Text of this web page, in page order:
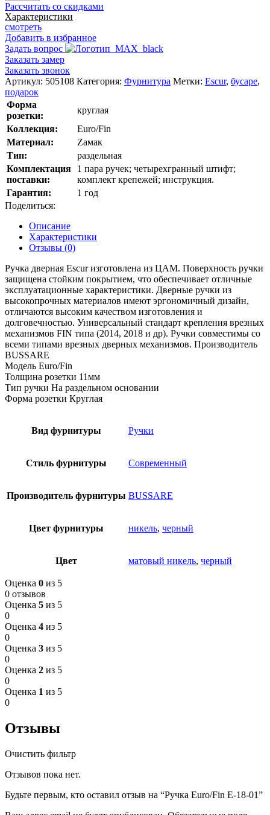
Рассчитать со скидками
Характеристики
смотреть
Добавить в избранное
Задать вопрос
Заказать замер
Заказать звонок
Артикул: 505108 Категория: Фурнитура Метки: Escur, бусаре,
подарок
Форма
розетки:
круглая
Коллекция:
Euro/Fin
Материал:
Zамак
Тип:
раздельная
Комплектация
поставки:
1 пара ручек; четырехгранный штифт;
комплект крепежей; инструкция.
Гарантия:
1 год
Поделиться:
Описание
Характеристики
Отзывы (0)
Ручка дверная Escur изготовлена из ЦАМ. Поверхность ручки
защищена стойким покрытием, что обеспечивает отличные
эксплуатационные характеристики. Дверные ручки из
высокопрочных материалов имеют эргономичный дизайн,
отличаются высоким качеством изготовления и
долговечностью. Универсальный стандарт крепления врезных
механизмов FIN типа (2014, 2018 и др). Ручки совместимы со
всеми типами врезных дверных механизмов. Производитель
BUSSARE
Модель Euro/Fin
Толщина розетки 11мм
Тип ручки На раздельном основании
Форма розетки Круглая
Вид фурнитуры Ручки
Стиль фурнитуры Современный
Производитель фурнитуры BUSSARE
Цвет фурнитуры никель, черный
Цвет матовый никель, черный
Оценка 0 из 5
0 отзывов
Оценка 5 из 5
0
Оценка 4 из 5
0
Оценка 3 из 5
0
Оценка 2 из 5
0
Оценка 1 из 5
0
Отзывы
Очистить фильтр
Отзывов пока нет.
Будьте первым, кто оставил отзыв на “Ручка Euro/Fin E-18-01”